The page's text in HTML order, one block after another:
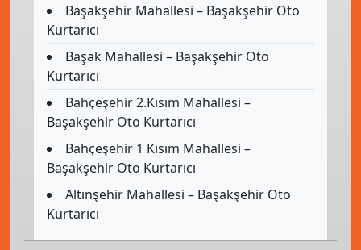
Başakşehir Mahallesi – Başakşehir Oto
Kurtarıcı
Başak Mahallesi – Başakşehir Oto
Kurtarıcı
Bahçeşehir 2.Kısım Mahallesi –
Başakşehir Oto Kurtarıcı
Bahçeşehir 1 Kısım Mahallesi –
Başakşehir Oto Kurtarıcı
Altınşehir Mahallesi – Başakşehir Oto
Kurtarıcı